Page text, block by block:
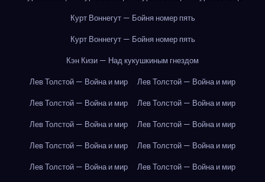
Курт Воннегут — Бойня номер пять
Курт Воннегут — Бойня номер пять
Кэн Кизи — Над кукушкиным гнездом
Лев Толстой — Война и мир
Лев Толстой — Война и мир
Лев Толстой — Война и мир
Лев Толстой — Война и мир
Лев Толстой — Война и мир
Лев Толстой — Война и мир
Лев Толстой — Война и мир
Лев Толстой — Война и мир
Лев Толстой — Война и мир
Лев Толстой — Война и мир